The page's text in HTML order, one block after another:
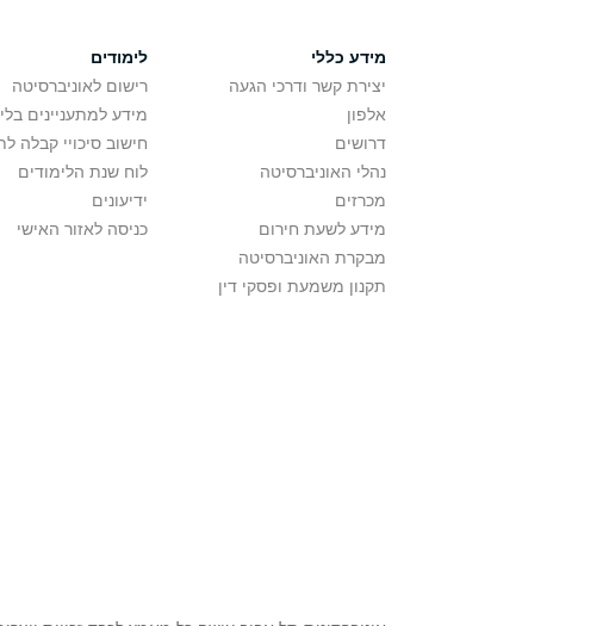
מידע כללי
יצירת קשר ודרכי הגעה
אלפון
דרושים
נהלי האוניברסיטה
מכרזים
מידע לשעת חירום
מבקרת האוניברסיטה
תקנון משמעת ופסקי דין
לימודים
רישום לאוניברסיטה
מידע למתעניינים
חישוב סיכויי קבלה
לוח שנת הלימודים
ידיעונים
כניסה לאזור האישי